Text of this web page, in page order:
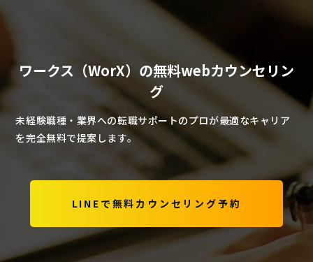
ワークス（WorX）の無料webカウンセリン
グ
未経験職種・業界への転職サポートのプロが最適なキャリア
を完全無料で提案します。
LINEで無料カウンセリング予約